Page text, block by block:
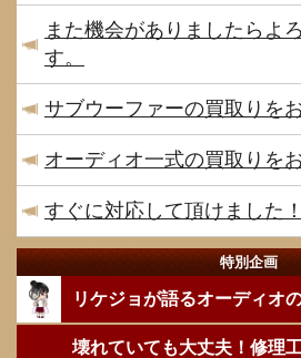
また機会がありましたらよ
す。
サブウーファーの買取りを
オーディオ一式の買取りを
すぐに対応して頂けました！
特別企画
リケジョが語るオーディオ
壊れていても大丈夫！修理